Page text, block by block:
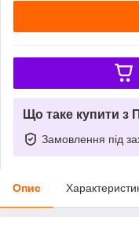
Що таке купити з
Замовлення під
Опис